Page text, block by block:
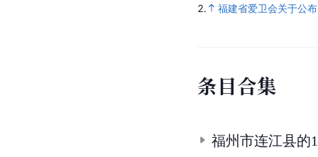
2.
福建省爱卫会关于公
条目合集
福州市连江县的